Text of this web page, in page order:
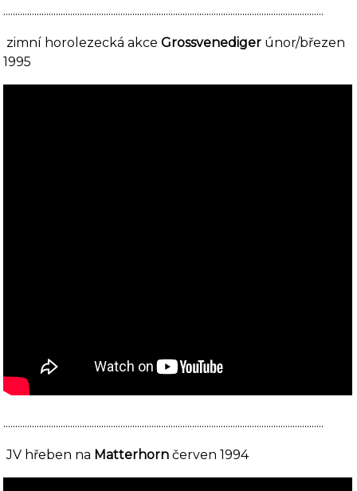
......................................................................................................................................
zimní horolezecká akceGrossvenediger únor/březen
1995
......................................................................................................................................
JV hřeben na Matterhorn červen 1994